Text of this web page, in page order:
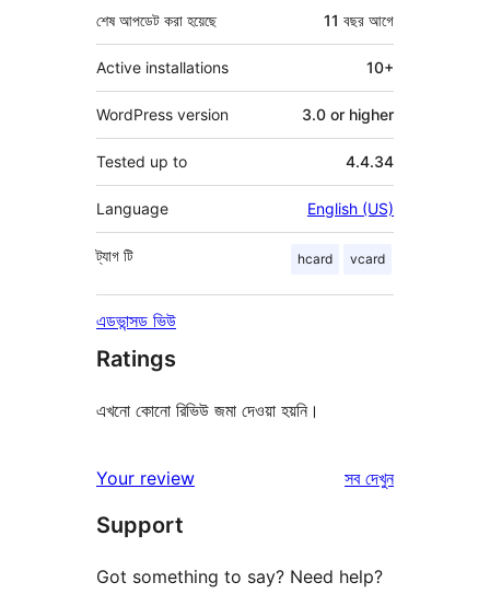
শেষ আপডেট করা হয়েছে 11 বছর আগে
Active installations 10+
WordPress version 3.0 or higher
Tested up to 4.4.34
Language English (US)
ট্যাগ hcard vcard
টি
এডভান্সড ভিউ
Ratings
এখনো কোনো রিভিউ জমা দেওয়া হয়নি।
Your review সবরিভিউ
দেখুন
Support
Got something to say? Need help?